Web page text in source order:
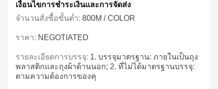
เงื่อนไขการชำระเงินและการจัดส่ง
จำนวนสั่งซื้อขั้นต่ำ: 800M / COLOR
ราคา: NEGOTIATED
รายละเอียดการบรรจุ: 1. บรรจุมาตรฐาน: ภายในเป็นถุง
พลาสติกและถุงผ้าด้านนอก; 2. ที่ไม่ได้มาตรฐานบรรจุ:
ตามความต้องการของคุ